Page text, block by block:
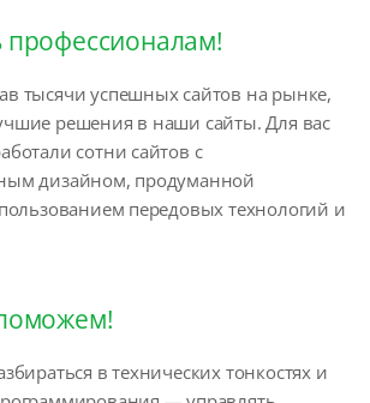
профессионалам!
тысячи успешных сайтов на рынке,
решения в наши сайты. Для вас
сотни сайтов с
дизайном, продуманной
передовых технологий и
в технических тонкостях и